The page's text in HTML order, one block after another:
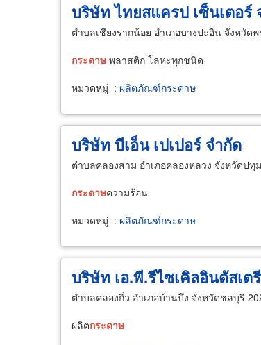
บริษัท ไทยสแครป เซ็นเตอร์
ตำบลเชียงรากน้อย อำเภอบางปะอิน จังหวัด
กระดาษ พลาสติก โลหะทุกชนิด
หมวดหมู่ : ผลิตภัณฑ์กระดาษ
บริษัท บีเอ็น เปเปอร์ จำกัด
ตำบลคลองสาม อำเภอคลองหลวง จังหวัดปทุ
กระดาษความร้อน
หมวดหมู่ : ผลิตภัณฑ์กระดาษ
บริษัท เอ.พี.รีไซเคิลอินดัสเต
ตำบลคลองกิ่ว อำเภอบ้านบึง จังหวัดชลบุรี
ผลิตกระดาษ